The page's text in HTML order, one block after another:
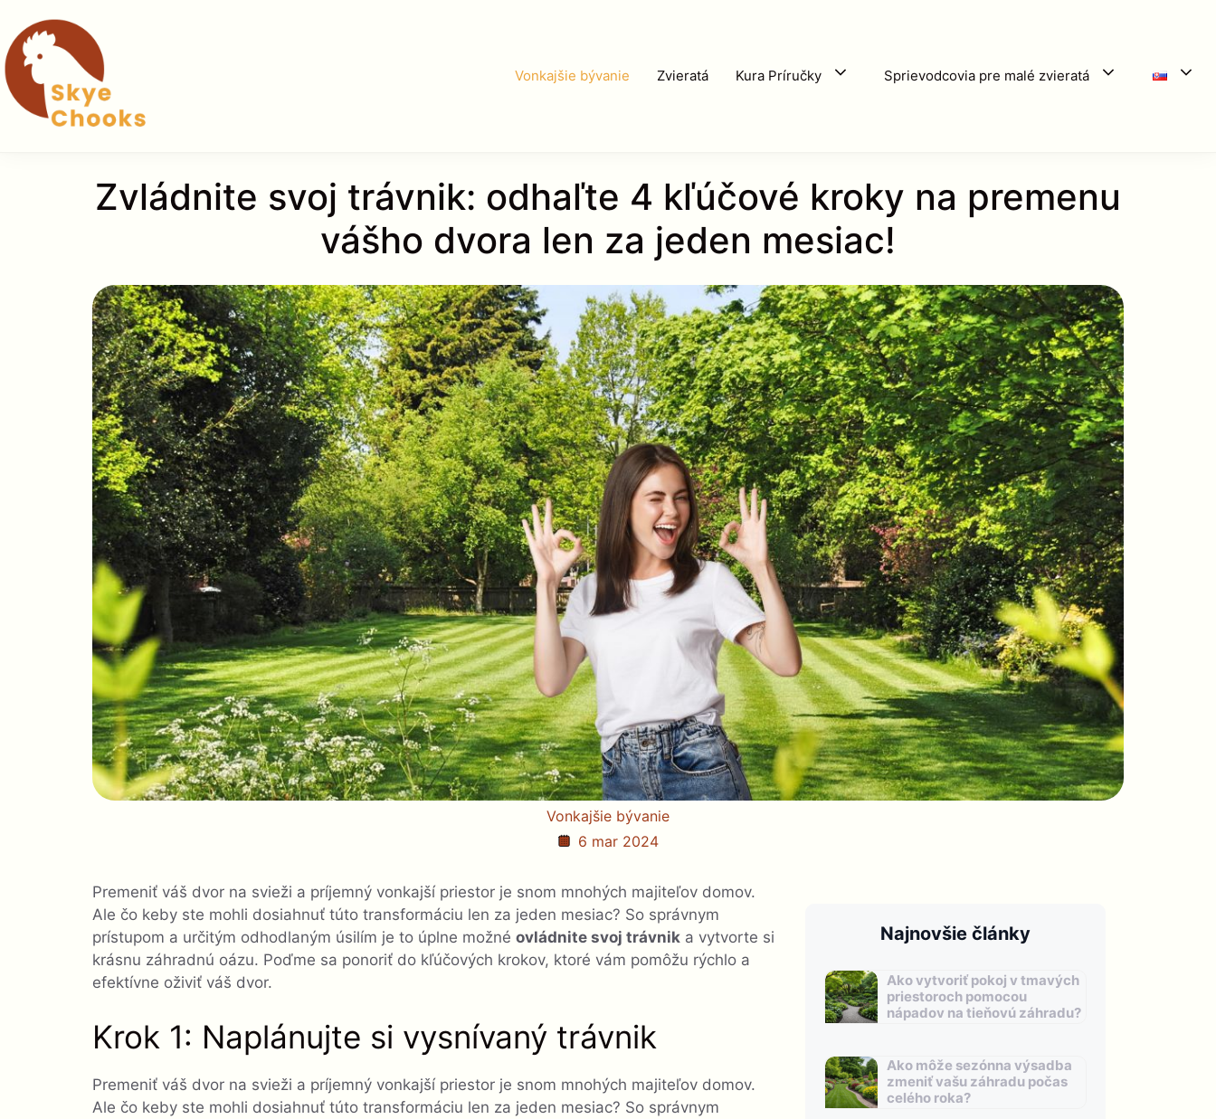
na
obsah
Vonkajšie bývanie Zvieratá Kura Príručky Sprievodcovia pre malé zvieratá
Zvládnite svoj trávnik: odhaľte 4 kľúčové kroky na premenu
vášho dvora len za jeden mesiac!
Vonkajšie bývanie
6 mar 2024
Premeniť váš dvor na svieži a príjemný vonkajší priestor je snom mnohých majiteľov domov.
Ale čo keby ste mohli dosiahnuť túto transformáciu len za jeden mesiac? So správnym
prístupom a určitým odhodlaným úsilím je to úplne možné ovládnite svoj trávnik a vytvorte si
krásnu záhradnú oázu. Poďme sa ponoriť do kľúčových krokov, ktoré vám pomôžu rýchlo a
efektívne oživiť váš dvor.
Krok 1: Naplánujte si vysnívaný trávnik
Premeniť váš dvor na svieži a príjemný vonkajší priestor je snom mnohých majiteľov domov.
Ale čo keby ste mohli dosiahnuť túto transformáciu len za jeden mesiac? So správnym
Najnovšie články
Ako vytvoriť pokoj v tmavých
priestoroch pomocou
nápadov na tieňovú záhradu?
Ako môže sezónna výsadba
zmeniť vašu záhradu počas
celého roka?